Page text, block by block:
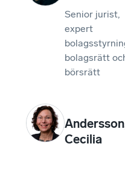
Senior jurist,
expert
bolagsrätt
börsrätt
Andersson
Cecilia